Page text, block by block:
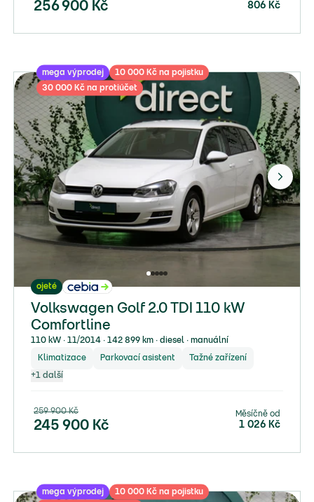
256 900 Kč 806 Kč
mega výprodej
10 000 Kč na pojistku
30 000 Kč na protiúčet
ojeté
Volkswagen Golf 2.0 TDI 110 kW
Comfortline
110 kW ∙ 11/2014 ∙ 142 899 km ∙ diesel ∙ manuální
Klimatizace Parkovací asistent Tažné zařízení
+1 další
259 900Kč
245 900 Kč
Měsíčně od
1 026 Kč
mega výprodej 10 000 Kč na pojistku